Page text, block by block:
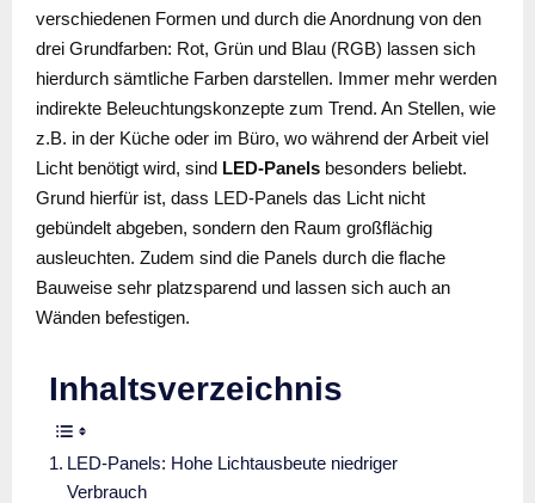
verschiedenen Formen und durch die Anordnung von den
drei Grundfarben: Rot, Grün und Blau (RGB) lassen sich
hierdurch sämtliche Farben darstellen. Immer mehr werden
indirekte Beleuchtungskonzepte zum Trend. An Stellen, wie
z.B. in der Küche oder im Büro, wo während der Arbeit viel
Licht benötigt wird, sind LED-Panels besonders beliebt.
Grund hierfür ist, dass LED-Panels das Licht nicht
gebündelt abgeben, sondern den Raum großflächig
ausleuchten. Zudem sind die Panels durch die flache
Bauweise sehr platzsparend und lassen sich auch an
Wänden befestigen.
Inhaltsverzeichnis
LED-Panels: Hohe Lichtausbeute niedriger
Verbrauch